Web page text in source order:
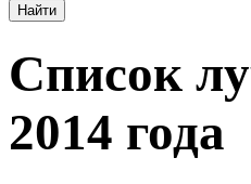
Найти
Список
2014 года